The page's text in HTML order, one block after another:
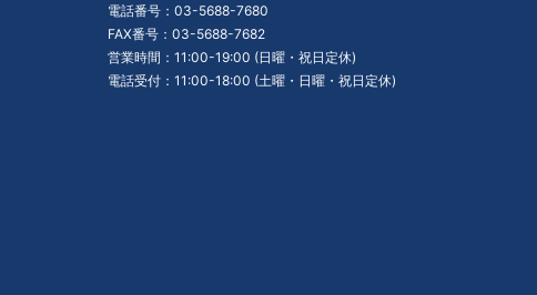
電話番号：03-5688-7680
FAX番号：03-5688-7682
営業時間：11:00-19:00 (日曜・祝日定休)
電話受付：11:00-18:00 (土曜・日曜・祝日定休)